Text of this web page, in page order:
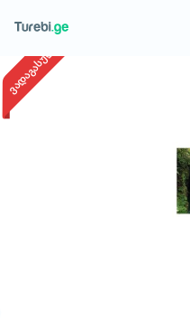
ვადაგასული